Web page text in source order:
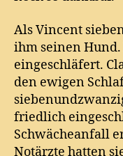
Als Vincent
ihm seinen
eingeschläfert.
den ewigen
friedlich
Schwächeanfall
Notärzte hatten